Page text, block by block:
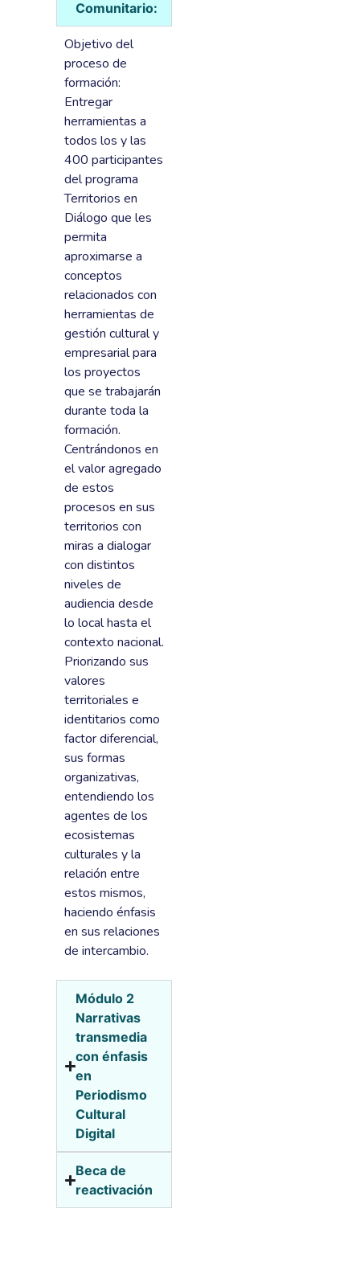
Comunitario:
Objetivo del
proceso de
formación:
Entregar
herramientas a
todos los y las
400 participantes
del programa
Territorios en
Diálogo que les
permita
aproximarse a
conceptos
relacionados con
herramientas de
gestión cultural y
empresarial para
los proyectos
que se trabajarán
durante toda la
formación.
Centrándonos en
el valor agregado
de estos
procesos en sus
territorios con
miras a dialogar
con distintos
niveles de
audiencia desde
lo local hasta el
contexto nacional.
Priorizando sus
valores
territoriales e
identitarios como
factor diferencial,
sus formas
organizativas,
entendiendo los
agentes de los
ecosistemas
culturales y la
relación entre
estos mismos,
haciendo énfasis
en sus relaciones
de intercambio.
Módulo 2
Narrativas
transmedia
con énfasis
en
Periodismo
Cultural
Digital
Beca de
reactivación